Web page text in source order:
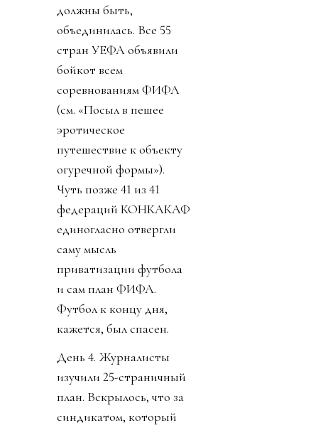
должны быть,
объединилась. Все 55
стран УЕФА объявили
бойкот всем
соревнованиям ФИФА
(см. «Посыл в пешее
эротическое
путешествие к объекту
огуречной формы»).
Чуть позже 41 из 41
федераций КОНКАКАФ
единогласно отвергли
саму мысль
приватизации футбола
и сам план ФИФА.
Футбол к концу дня,
кажется, был спасен.
День 4. Журналисты
изучили 25-страничный
план. Вскрылось, что за
синдикатом, который